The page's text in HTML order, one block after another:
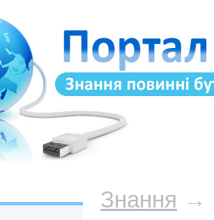
Знання →